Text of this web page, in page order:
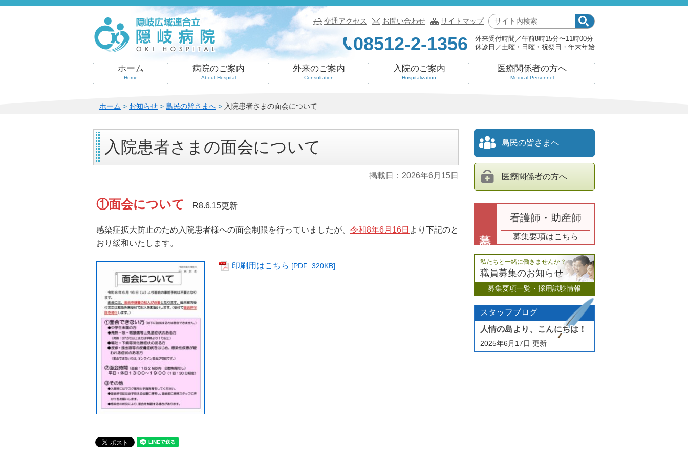
このページの本文へ
交通アクセス お問い合わせ サイトマップ
サ
検
索:
08512-2-1356 外来受付時間
午前8時15分〜11時00分
休診日
土曜・日曜・祝祭日・年末年始
ホーム
Home
病院のご案内
About Hospital
外来のご案内
Consultation
入院のご案内
Hospitalization
医療関係者の方へ
Medical Personnel
こ
ペ
ー
ジ
の
ホーム > お知らせ > 島民の皆さまへ > 入院患者さまの面会について
入院患者さまの面会について
掲載日： 2026年6月15日
①面会について R8.6.15更新
感染症拡大防止のため入院患者様への面会制限を行っていましたが、 令和8年6月16日 より下記のと
おり緩和いたします。
印刷用はこちら [PDF: 320KB]
島民の皆さまへ
医療関係者の方へ
看護師・助産師
募集要項はこちら
私たちと一緒に働きませんか？
職員募集のお知らせ
募集要項一覧・採用試験情報
スタッフブログ
人情の島より、こんにちは！
2025年6月17日 更新